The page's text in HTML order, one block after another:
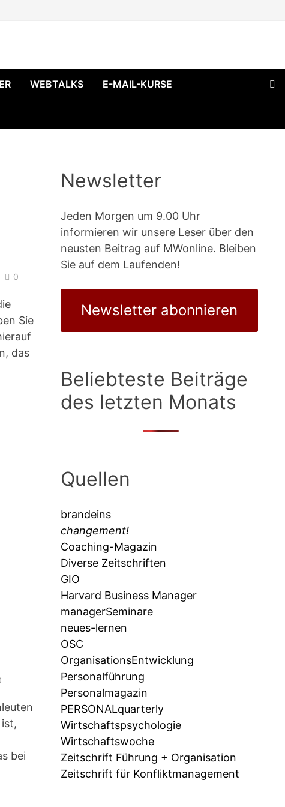
WEBTALKS E-MAIL-KURSE
0
Sie
das
bei
Newsletter
Jeden Morgen um 9.00 Uhr
informieren wir unsere Leser über den
neusten Beitrag auf MWonline. Bleiben
Sie auf dem Laufenden!
Newsletter abonnieren
Beliebteste Beiträge
des letzten Monats
Quellen
brandeins
changement!
Coaching-Magazin
Diverse Zeitschriften
GIO
Harvard Business Manager
managerSeminare
neues-lernen
OSC
OrganisationsEntwicklung
Personalführung
Personalmagazin
PERSONALquarterly
Wirtschaftspsychologie
Wirtschaftswoche
Zeitschrift Führung + Organisation
Zeitschrift für Konfliktmanagement